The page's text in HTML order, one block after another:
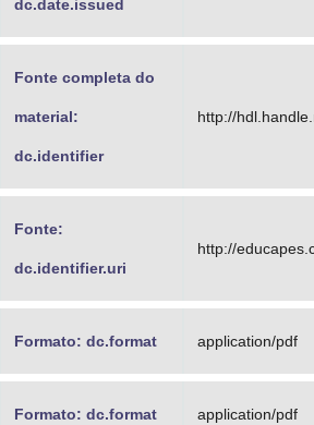
dc.date.issued
Fonte completa do
material:
dc.identifier
http://
Fonte:
dc.identifier.uri
http://
Formato: dc.format application/pdf
Formato: dc.format application/pdf